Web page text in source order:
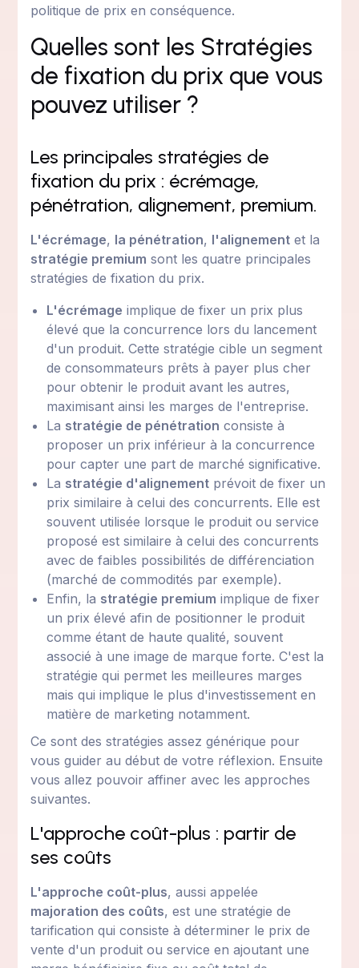
politique de prix en conséquence.
Quelles sont les Stratégies
de fixation du prix que vous
pouvez utiliser ?
Les principales stratégies de
fixation du prix : écrémage,
pénétration, alignement, premium.
L'écrémage, la pénétration, l'alignement et la
stratégie premium sont les quatre principales
stratégies de fixation du prix.
L'écrémage implique de fixer un prix plus
élevé que la concurrence lors du lancement
d'un produit. Cette stratégie cible un segment
de consommateurs prêts à payer plus cher
pour obtenir le produit avant les autres,
maximisant ainsi les marges de l'entreprise.
La stratégie de pénétration consiste à
proposer un prix inférieur à la concurrence
pour capter une part de marché significative.
La stratégie d'alignement prévoit de fixer un
prix similaire à celui des concurrents. Elle est
souvent utilisée lorsque le produit ou service
proposé est similaire à celui des concurrents
avec de faibles possibilités de différenciation
(marché de commodités par exemple).
Enfin, la stratégie premium implique de fixer
un prix élevé afin de positionner le produit
comme étant de haute qualité, souvent
associé à une image de marque forte. C'est la
stratégie qui permet les meilleures marges
mais qui implique le plus d'investissement en
matière de marketing notamment.
Ce sont des stratégies assez générique pour
vous guider au début de votre réflexion. Ensuite
vous allez pouvoir affiner avec les approches
suivantes.
L'approche coût-plus : partir de
ses coûts
L'approche coût-plus, aussi appelée
majoration des coûts, est une stratégie de
tarification qui consiste à déterminer le prix de
vente d'un produit ou service en ajoutant une